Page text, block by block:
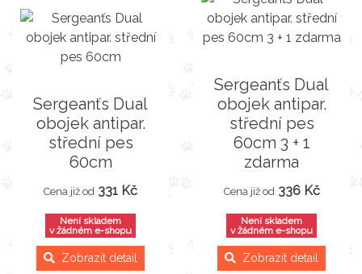
Sergeanťs Dual
obojek antipar.
střední pes
60cm
Cena již od 331 Kč
Není skladem
v žádném e-shopu
Zobrazit detail
Sergeanťs Dual
obojek antipar.
střední pes
60cm 3 + 1
zdarma
Cena již od 336 Kč
Není skladem
v žádném e-shopu
Zobrazit detail